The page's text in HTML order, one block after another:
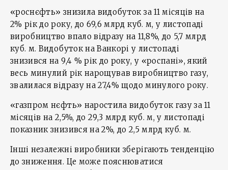
«роснєфть» знизила видобуток за 11 місяців на
2% рік до року, до 69,6 млрд куб. м, у листопаді
виробництво впало відразу на 11,8%, до 5,7 млрд
куб. м. Видобуток на Ванкорі у листопаді
знизився на 9,4 % рік до року, у «роспані», який
весь минулий рік нарощував виробництво газу,
звалилася відразу на 27,4% щодо минулого року.
«газпром нєфть» наростила видобуток газу за 11
місяців на 2,5%, до 29,3 млрд куб. м, у листопаді
показник знизився на 2%, до 2,5 млрд куб. м.
Інші незалежні виробники зберігають тенденцію
до зниження. Це може пояснюватися